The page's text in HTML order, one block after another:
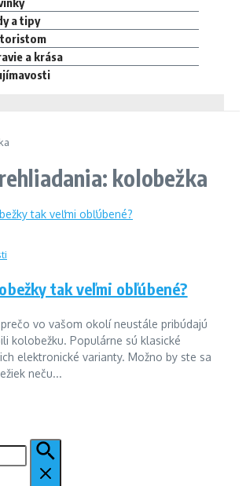
a tipy
a krása
kolobežka
tak veľmi obľúbené?
vo vašom okolí neustále pribúdajú
kolobežku. Populárne sú klasické
elektronické varianty. Možno by ste sa
neču...